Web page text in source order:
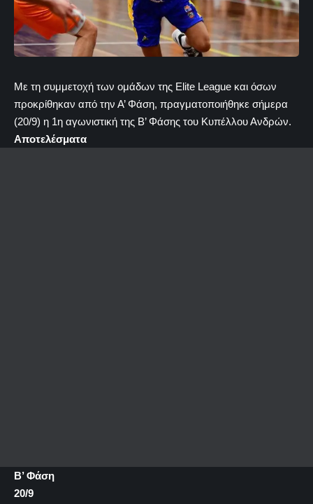
Με τη συμμετοχή των ομάδων της Elite League και όσων
προκρίθηκαν από την Α’ Φάση, πραγματοποιήθηκε σήμερα
(20/9) η 1η αγωνιστική της Β’ Φάσης του Κυπέλλου Ανδρών.
Αποτελέσματα
Β’ Φάση
20/9